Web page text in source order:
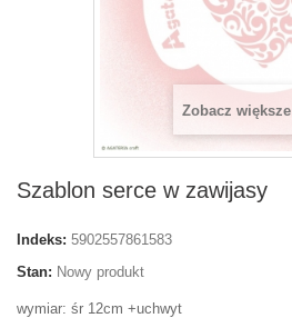
Zobacz większe
Szablon serce w zawijasy
Indeks: 5902557861583
Stan: Nowy produkt
wymiar: śr 12cm +uchwyt